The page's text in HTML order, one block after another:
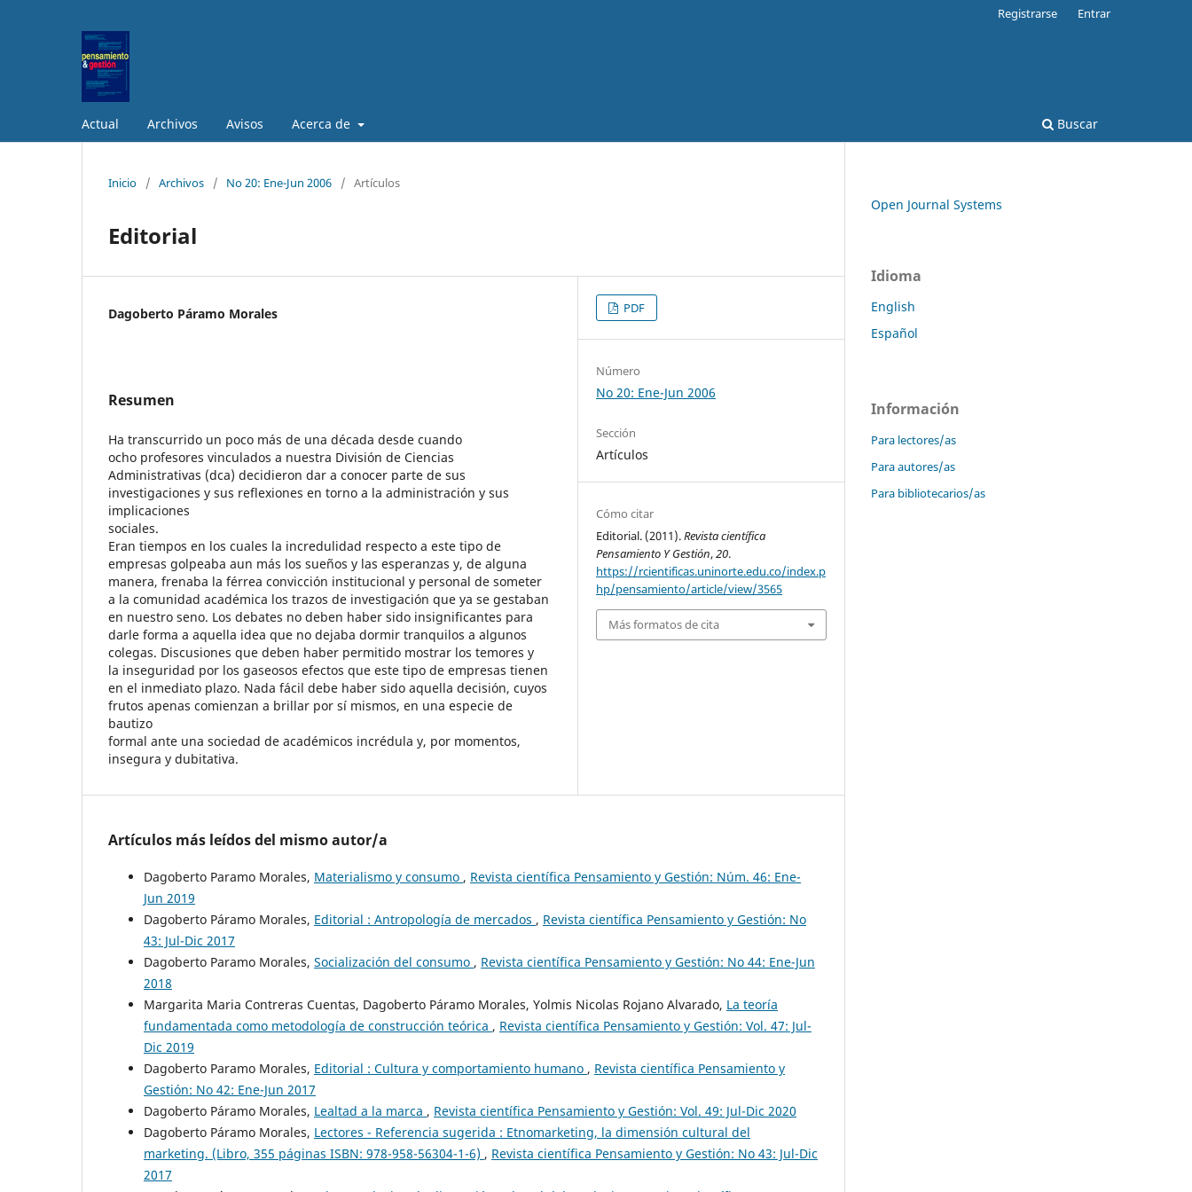
Actual Archivos Avisos Acerca de Buscar
Registrarse Entrar
Inicio / Archivos / No 20: Ene-Jun 2006 / Artículos
Editorial
Dagoberto Páramo Morales
Resumen
Ha transcurrido un poco más de una década desde cuando
ocho profesores vinculados a nuestra División de Ciencias
Administrativas (dca) decidieron dar a conocer parte de sus
investigaciones y sus reflexiones en torno a la administración y sus
implicaciones
sociales.
Eran tiempos en los cuales la incredulidad respecto a este tipo de
empresas golpeaba aun más los sueños y las esperanzas y, de alguna
manera, frenaba la férrea convicción institucional y personal de someter
a la comunidad académica los trazos de investigación que ya se gestaban
en nuestro seno. Los debates no deben haber sido insignificantes para
darle forma a aquella idea que no dejaba dormir tranquilos a algunos
colegas. Discusiones que deben haber permitido mostrar los temores y
la inseguridad por los gaseosos efectos que este tipo de empresas tienen
en el inmediato plazo. Nada fácil debe haber sido aquella decisión, cuyos
frutos apenas comienzan a brillar por sí mismos, en una especie de
bautizo
formal ante una sociedad de académicos incrédula y, por momentos,
insegura y dubitativa.
PDF
Número
No 20: Ene-Jun 2006
Sección
Artículos
Cómo citar
Editorial. (2011).Revista científica
Pensamiento Y Gestión,20.
https://rcientificas.uninorte.edu.co/index.p
hp/pensamiento/article/view/3565
Más formatos de cita
Artículos más leídos del mismo autor/a
Dagoberto Paramo Morales, Materialismo y consumo , Revista científica Pensamiento y Gestión: Núm. 46: Ene-
Jun 2019
Dagoberto Páramo Morales, Editorial : Antropología de mercados , Revista científica Pensamiento y Gestión: No
43: Jul-Dic 2017
Dagoberto Paramo Morales, Socialización del consumo , Revista científica Pensamiento y Gestión: No 44: Ene-Jun
2018
Margarita Maria Contreras Cuentas, Dagoberto Páramo Morales, Yolmis Nicolas Rojano Alvarado, La teoría
fundamentada como metodología de construcción teórica , Revista científica Pensamiento y Gestión: Vol. 47: Jul-
Dic 2019
Dagoberto Paramo Morales, Editorial : Cultura y comportamiento humano , Revista científica Pensamiento y
Gestión: No 42: Ene-Jun 2017
Dagoberto Páramo Morales, Lealtad a la marca , Revista científica Pensamiento y Gestión: Vol. 49: Jul-Dic 2020
Dagoberto Páramo Morales, Lectores - Referencia sugerida : Etnomarketing, la dimensión cultural del
marketing. (Libro, 355 páginas ISBN: 978-958-56304-1-6) , Revista científica Pensamiento y Gestión: No 43: Jul-Dic
2017
Open Journal Systems
Idioma
English
Español
Información
Para lectores/as
Para autores/as
Para bibliotecarios/as